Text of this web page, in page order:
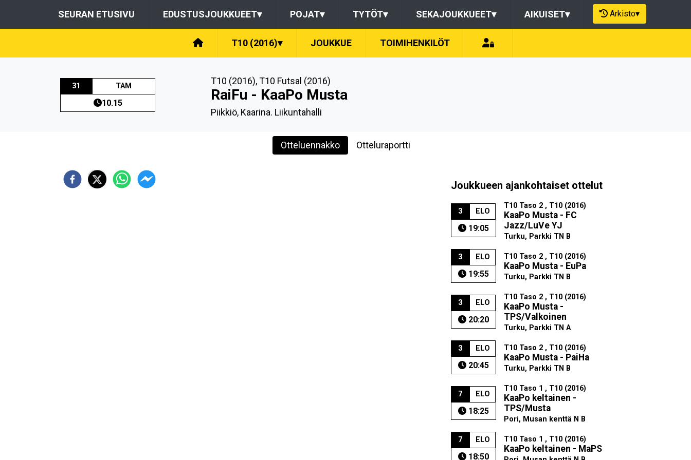
SEURAN ETUSIVU EDUSTUSJOUKKUEET▾ POJAT▾ TYTÖT▾ SEKAJOUKKUEET▾ AIKUISET▾ Arkisto▾
T10 (2016)▾ JOUKKUE TOIMIHENKILÖT
31 TAM
10.15
T10 (2016),T10 Futsal (2016)
RaiFu - KaaPo Musta
Piikkiö, Kaarina. Liikuntahalli
Otteluennakko Otteluraportti
Joukkueen ajankohtaiset ottelut
3 ELO
19:05
T10 Taso 2 , T10 (2016)
KaaPo Musta - FC
Jazz/LuVe YJ
Turku, Parkki TN B
3 ELO
19:55
T10 Taso 2 , T10 (2016)
KaaPo Musta - EuPa
Turku, Parkki TN B
3 ELO
20:20
T10 Taso 2 , T10 (2016)
KaaPo Musta -
TPS/Valkoinen
Turku, Parkki TN A
3 ELO
20:45
T10 Taso 2 , T10 (2016)
KaaPo Musta - PaiHa
Turku, Parkki TN B
7 ELO
18:25
T10 Taso 1 , T10 (2016)
KaaPo keltainen -
TPS/Musta
Pori, Musan kenttä N B
7 ELO
18:50
T10 Taso 1 , T10 (2016)
KaaPo keltainen - MaPS